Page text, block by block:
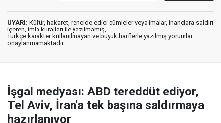
UYARI: Küfür, hakaret, rencide edici cümleler veya imalar, inançlara saldırı
içeren, imla kuralları ile yazılmamış,
Türkçe karakter kullanılmayan ve büyük harflerle yazılmış yorumlar
onaylanmamaktadır.
İşgal medyası: ABD tereddüt ediyor,
Tel Aviv, İran'a tek başına saldırmaya
hazırlanıyor